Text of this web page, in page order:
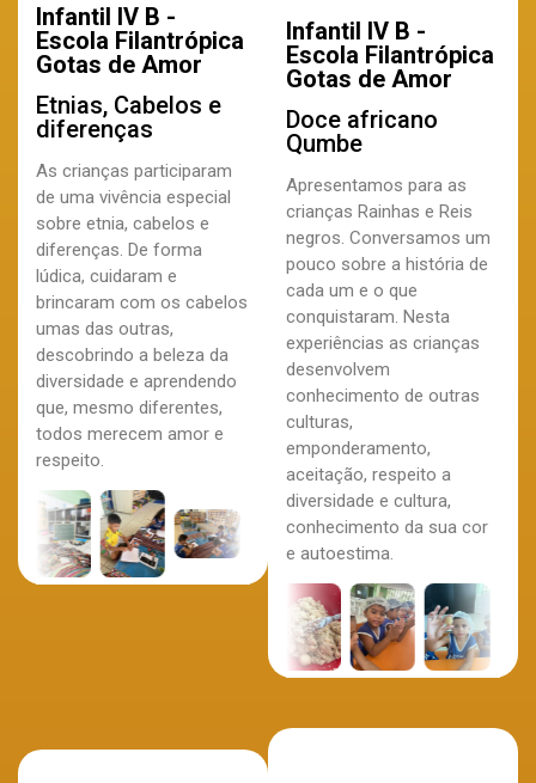
Infantil IV B -
Escola Filantrópica
Gotas de Amor
Etnias, Cabelos e
diferenças
As crianças participaram
de uma vivência especial
sobre etnia, cabelos e
diferenças. De forma
lúdica, cuidaram e
brincaram com os cabelos
umas das outras,
descobrindo a beleza da
diversidade e aprendendo
que, mesmo diferentes,
todos merecem amor e
respeito.
Infantil IV B -
Escola Filantrópica
Gotas de Amor
Doce africano
Qumbe
Apresentamos para as
crianças Rainhas e Reis
negros. Conversamos um
pouco sobre a história de
cada um e o que
conquistaram. Nesta
experiências as crianças
desenvolvem
conhecimento de outras
culturas,
emponderamento,
aceitação, respeito a
diversidade e cultura,
conhecimento da sua cor
e autoestima.